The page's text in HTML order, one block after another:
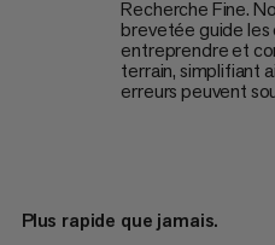
Recherche Fine.
brevetée guide les
entreprendre et
terrain, simplifiant
erreurs peuvent
Plus rapide que jamais.